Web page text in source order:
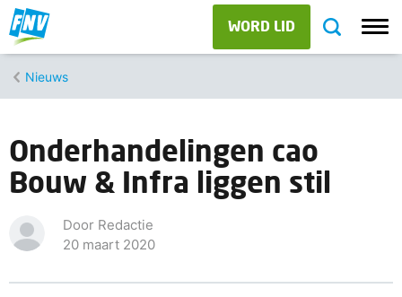
WORD LID
Nieuws
Onderhandelingen cao
Bouw & Infra liggen stil
Door Redactie
20 maart 2020